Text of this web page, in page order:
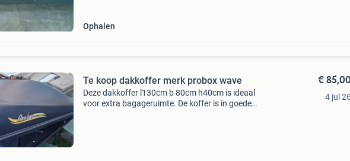
Ophalen
Te koop dakkoffer merk probox wave
Deze dakkoffer l130cm b 80cm h40cm is ideaal
voor extra bagageruimte. De koffer is in goede
€ 85,00
4 jul